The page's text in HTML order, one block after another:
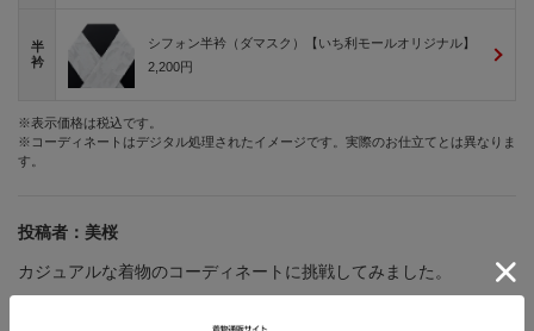
半
衿
シフォン半衿（ダマスク）【いち利モールオリジナル】
2,200円
※表示価格は税込です。
※コーディネートはデジタル処理されたイメージです。実際のお仕立てとは異なりま
す。
投稿者： 美桜
カジュアルな着物のコーディネートに挑戦してみました。